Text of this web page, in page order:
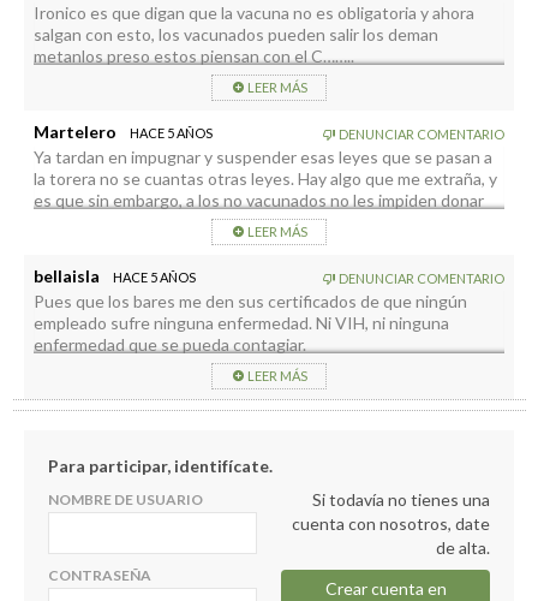
Ironico es que digan que la vacuna no es obligatoria y ahora
salgan con esto, los vacunados pueden salir los deman
metanlos preso estos piensan con el C……..
LEER MÁS
Martelero HACE 5 AÑOS DENUNCIAR COMENTARIO
Ya tardan en impugnar y suspender esas leyes que se pasan a
la torera no se cuantas otras leyes. Hay algo que me extraña, y
es que sin embargo, a los no vacunados no les impiden donar
sangre, más bien al contrario.LEER MÁS
bellaisla HACE 5 AÑOS DENUNCIAR COMENTARIO
Pues que los bares me den sus certificados de que ningún
empleado sufre ninguna enfermedad. Ni VIH, ni ninguna
enfermedad que se pueda contagiar.
LEER MÁS
Para participar, identifícate.
NOMBRE DE USUARIO
CONTRASEÑA
Si todavía no tienes una
cuenta con nosotros, date
de alta.
Crear cuenta en